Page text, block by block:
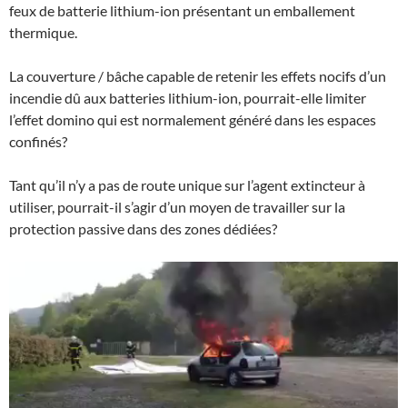
feux de batterie lithium-ion présentant un emballement
thermique.
La couverture / bâche capable de retenir les effets nocifs d’un
incendie dû aux batteries lithium-ion, pourrait-elle limiter
l’effet domino qui est normalement généré dans les espaces
confinés?
Tant qu’il n’y a pas de route unique sur l’agent extincteur à
utiliser, pourrait-il s’agir d’un moyen de travailler sur la
protection passive dans des zones dédiées?